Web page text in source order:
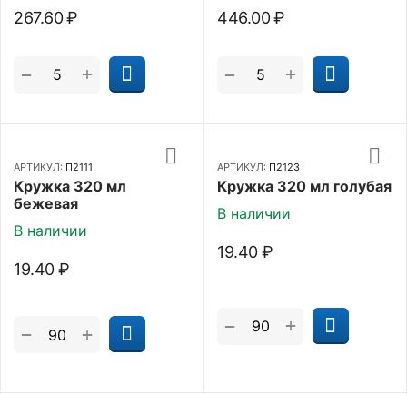
267.60₽
+
−
446.00₽
+
−
АРТИКУЛ: П2111
Кружка 320 мл
бежевая
В наличии
19.40 ₽
+
−
АРТИКУЛ: П2123
Кружка 320 мл голубая
В наличии
19.40 ₽
+
−